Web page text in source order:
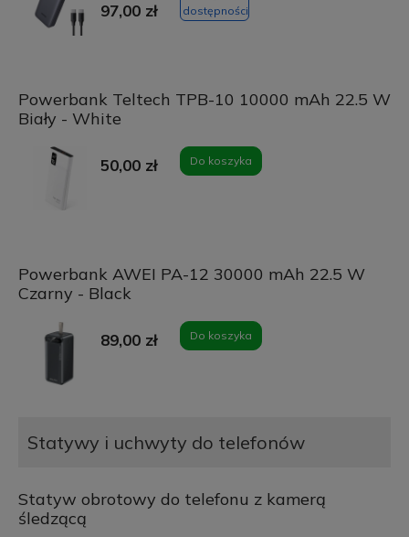
97,00 zł
dostępności
Powerbank Teltech TPB-10 10000 mAh 22.5 W
Biały - White
50,00 zł Do koszyka
Powerbank AWEI PA-12 30000 mAh 22.5 W
Czarny - Black
89,00 zł Do koszyka
Statywy i uchwyty do telefonów
Statyw obrotowy do telefonu z kamerą
śledzącą